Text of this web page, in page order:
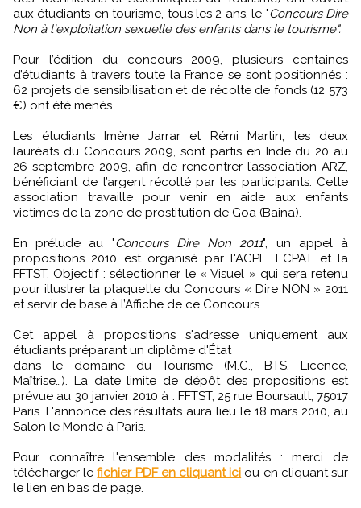
aux étudiants en tourisme, tous les 2 ans, le "Concours Dire
Non à l'exploitation sexuelle des enfants dans le tourisme".
Pour l’édition du concours 2009, plusieurs centaines
d’étudiants à travers toute la France se sont positionnés :
62 projets de sensibilisation et de récolte de fonds (12 573
€) ont été menés.
Les étudiants Imène Jarrar et Rémi Martin, les deux
lauréats du Concours 2009, sont partis en Inde du 20 au
26 septembre 2009, afin de rencontrer l’association ARZ,
bénéficiant de l’argent récolté par les participants. Cette
association travaille pour venir en aide aux enfants
victimes de la zone de prostitution de Goa (Baina).
En prélude au "Concours Dire Non 2011", un appel à
propositions 2010 est organisé par l'ACPE, ECPAT et la
FFTST. Objectif : sélectionner le « Visuel » qui sera retenu
pour illustrer la plaquette du Concours « Dire NON » 2011
et servir de base à l’Affiche de ce Concours.
Cet appel à propositions s'adresse uniquement aux
étudiants préparant un diplôme d'État
dans le domaine du Tourisme (M.C., BTS, Licence,
Maîtrise…). La date limite de dépôt des propositions est
prévue au 30 janvier 2010 à : FFTST, 25 rue Boursault, 75017
Paris. L'annonce des résultats aura lieu le 18 mars 2010, au
Salon le Monde à Paris.
Pour connaître l'ensemble des modalités : merci de
télécharger lefichier PDF en cliquant ici ou en cliquant sur
le lien en bas de page.